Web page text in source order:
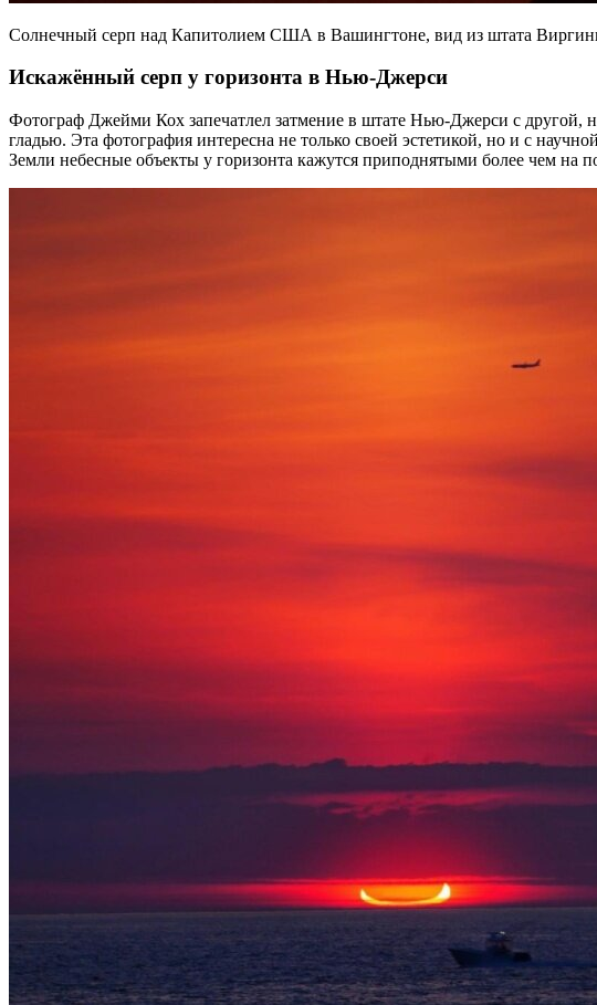
Солнечный серп над Капитолием США в Вашингтоне, вид из штата
Искажённый серп у горизонта в Нью-Джерси
Фотограф Джейми Кох запечатлел затмение в штате Нью-Джерси с другой,
гладью. Эта фотография интересна не только своей эстетикой, но и с
Земли небесные объекты у горизонта кажутся приподнятыми более чем на